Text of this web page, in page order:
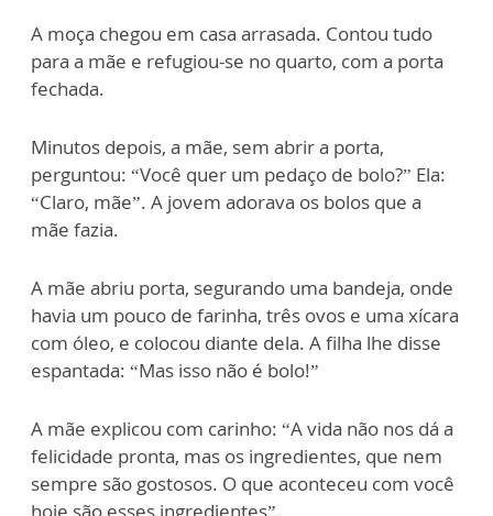
A moça chegou em casa arrasada. Contou tudo
para a mãe e refugiou-se no quarto, com a porta
fechada.
Minutos depois, a mãe, sem abrir a porta,
perguntou: “Você quer um pedaço de bolo?” Ela:
“Claro, mãe”. A jovem adorava os bolos que a
mãe fazia.
A mãe abriu porta, segurando uma bandeja, onde
havia um pouco de farinha, três ovos e uma xícara
com óleo, e colocou diante dela. A filha lhe disse
espantada: “Mas isso não é bolo!”
A mãe explicou com carinho: “A vida não nos dá a
felicidade pronta, mas os ingredientes, que nem
sempre são gostosos. O que aconteceu com você